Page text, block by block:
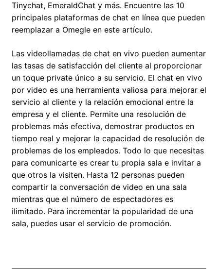
Tinychat, EmeraldChat y más. Encuentre las 10
principales plataformas de chat en línea que pueden
reemplazar a Omegle en este artículo.
Las videollamadas de chat en vivo pueden aumentar
las tasas de satisfacción del cliente al proporcionar
un toque private único a su servicio. El chat en vivo
por video es una herramienta valiosa para mejorar el
servicio al cliente y la relación emocional entre la
empresa y el cliente. Permite una resolución de
problemas más efectiva, demostrar productos en
tiempo real y mejorar la capacidad de resolución de
problemas de los empleados. Todo lo que necesitas
para comunicarte es crear tu propia sala e invitar a
que otros la visiten. Hasta 12 personas pueden
compartir la conversación de video en una sala
mientras que el número de espectadores es
ilimitado. Para incrementar la popularidad de una
sala, puedes usar el servicio de promoción.